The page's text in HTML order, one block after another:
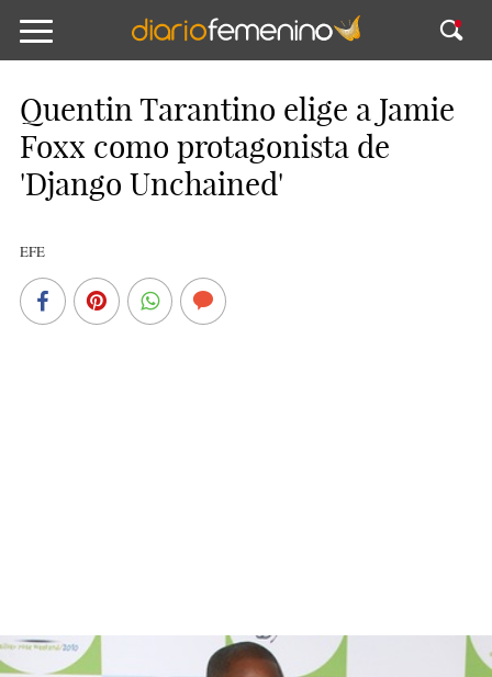
Quentin Tarantino elige a Jamie
Foxx como protagonista de
'Django Unchained'
EFE